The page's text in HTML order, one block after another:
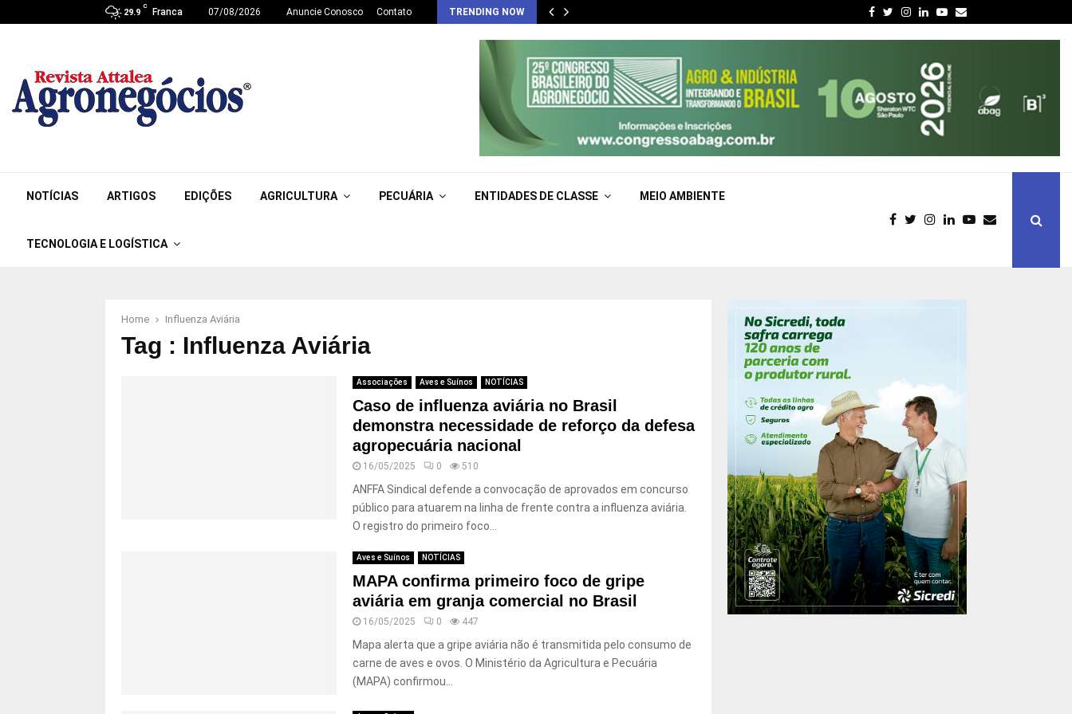
29.9
C
Franca 07/08/2026 Anuncie Conosco Contato TRENDING NOW Facebook
Twitter
Instagram
LinkedinYoutube
Email
NOTÍCIAS ARTIGOS EDIÇÕES AGRICULTURA PECUÁRIA ENTIDADES DE CLASSE MEIO AMBIENTE
TECNOLOGIA E LOGÍSTICA
Home Influenza Aviária
Tag : Influenza Aviária
Associações Aves e Suínos NOTÍCIAS
Caso de influenza aviária no Brasil
demonstra necessidade de reforço da defesa
agropecuária nacional
16/05/2025 0 510
ANFFA Sindical defende a convocação de aprovados em concurso
público para atuarem na linha de frente contra a influenza aviária.
O registro do primeiro foco...
Aves e Suínos NOTÍCIAS
MAPA confirma primeiro foco de gripe
aviária em granja comercial no Brasil
16/05/2025 0 447
Mapa alerta que a gripe aviária não é transmitida pelo consumo de
carne de aves e ovos. O Ministério da Agricultura e Pecuária
(MAPA) confirmou...